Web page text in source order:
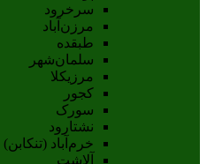
سرخرود
مرزن‌آباد
طبقده
سلمان‌شهر
مرزیکلا
کجور
سورک
نشتارود
خرم‌آباد (تنکابن)
آلاشت